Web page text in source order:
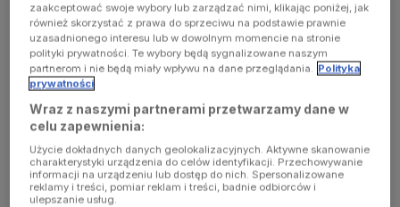
(see the
browser
console for
more
information)
zaakceptować swoje wybory lub zarządzać nimi, klikając poniżej, jak
również skorzystać z prawa do sprzeciwu na podstawie prawnie
uzasadnionego interesu lub w dowolnym momencie na stronie
polityki prywatności. Te wybory będą sygnalizowane naszym
partnerom i nie będą miały wpływu na dane przeglądania. Polityka
prywatności
Wraz z naszymi partnerami przetwarzamy dane w
celu zapewnienia:
Użycie dokładnych danych geolokalizacyjnych. Aktywne skanowanie
charakterystyki urządzenia do celów identyfikacji. Przechowywanie
informacji na urządzeniu lub dostęp do nich. Spersonalizowane
reklamy i treści, pomiar reklam i treści, badnie odbiorców i
ulepszanie usług.